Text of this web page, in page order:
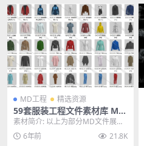
MD工程 精选资源
59套服装工程文件素材库 Mar
velous Designer 全系列服装
男女装模型 含中文教程
素材简介: 以上为部分MD文件展示
图，一共有56套服装，西服，衬
衫，棉服，裤子，...
6年前 21.8K